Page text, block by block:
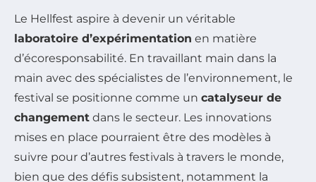
Le Hellfest aspire à devenir un véritable
laboratoire d’expérimentation en matière
d’écoresponsabilité. En travaillant main dans la
main avec des spécialistes de l’environnement, le
festival se positionne comme un catalyseur de
changement dans le secteur. Les innovations
mises en place pourraient être des modèles à
suivre pour d’autres festivals à travers le monde,
bien que des défis subsistent, notamment la